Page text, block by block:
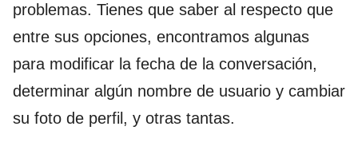
problemas. Tienes que saber al respecto que
entre sus opciones, encontramos algunas
para modificar la fecha de la conversación,
determinar algún nombre de usuario y cambiar
su foto de perfil, y otras tantas.